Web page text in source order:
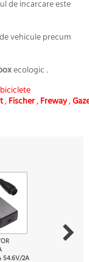
de incarcare este
vehicule precum
ecologic .
,Fischer,Freway,
54.6V/2A